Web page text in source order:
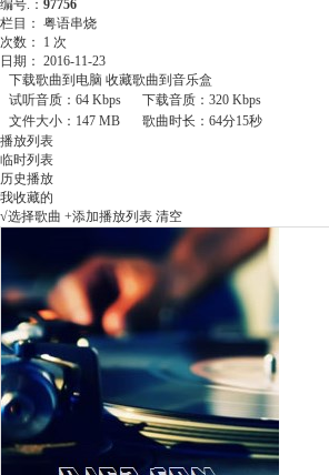
编号.： 97756
栏目： 粤语串烧
次数：
1 次
日期： 2016-11-23
下载歌曲到电脑 收藏歌曲到音乐盒
试听音质：64 Kbps
下载音质：320 Kbps
文件大小：147 MB
歌曲时长：64分15秒
播放列表
临时列表
历史播放
我收藏的
√选择歌曲 +添加播放列表 清空